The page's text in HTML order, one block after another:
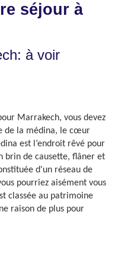
séjour à
à voir
Marrakech, vous devez
de la médina, le cœur
est l’endroit rêvé pour
brin de causette, flâner et
d'un réseau de
pourriez aisément vous
classée au patrimoine
raison de plus pour